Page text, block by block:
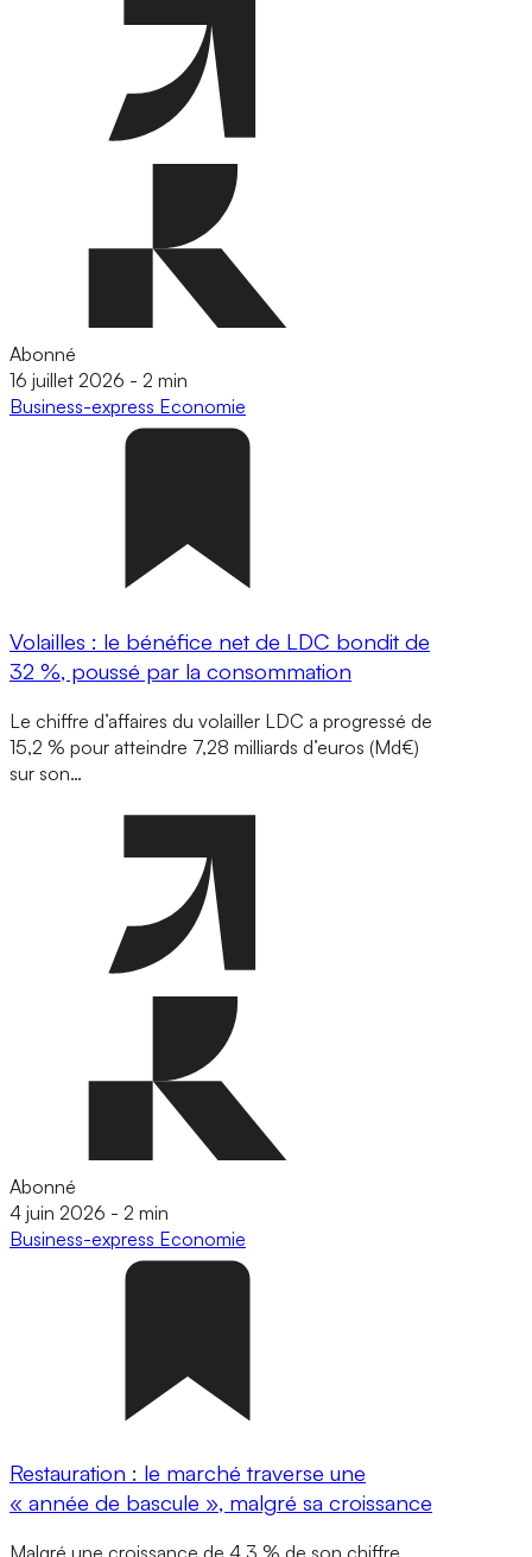
Abonné
16 juillet 2026 - 2 min
Business-express Economie
Volailles : le bénéfice net de LDC bondit de
32 %, poussé par la consommation
Le chiffre d’affaires du volailler LDC a progressé de
15,2 % pour atteindre 7,28 milliards d’euros (Md€)
sur son…
Abonné
4 juin 2026 - 2 min
Business-express Economie
Restauration : le marché traverse une
« année de bascule », malgré sa croissance
Malgré une croissance de 4,3 % de son chiffre